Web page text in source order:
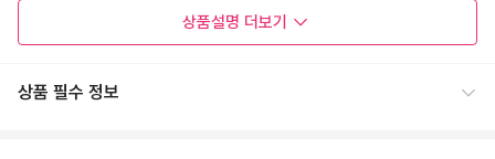
상품설명 더보기
상품 필수 정보